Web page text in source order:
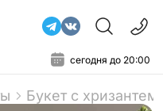
сегодня до 20:00
Букет с